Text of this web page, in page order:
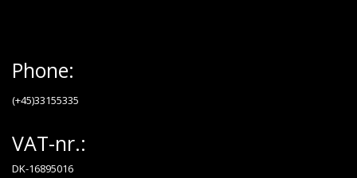
Phone:
(+45)33155335
VAT-nr.:
DK-16895016